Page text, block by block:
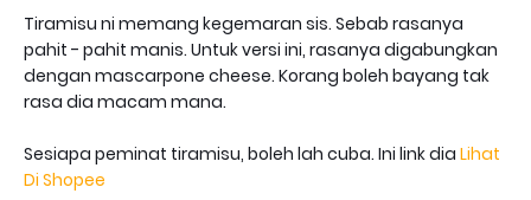
Tiramisu ni memang kegemaran sis. Sebab rasanya
pahit - pahit manis. Untuk versi ini, rasanya digabungkan
dengan mascarpone cheese. Korang boleh bayang tak
rasa dia macam mana.
Sesiapa peminat tiramisu, boleh lah cuba. Ini link dia Lihat
Di Shopee